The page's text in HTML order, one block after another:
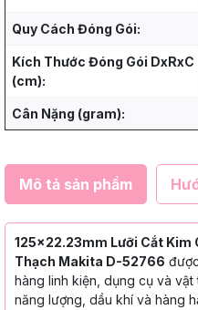
Quy Cách Đóng Gói:
Kích Thước Đóng Gói DxRxC
(cm):
Cân Nặng (gram):
Mô tả sản phẩm
125x22.23mm Lưỡi Cắt Kim
Thạch Makita D-52766
hàng linh kiện, dụng cụ và
năng lượng, dầu khí và hàng